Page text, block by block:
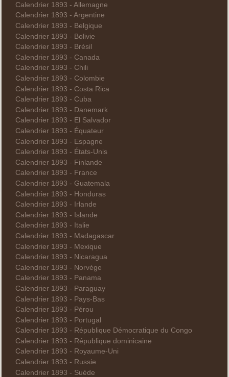
Calendrier 1893 - Allemagne
Calendrier 1893 - Argentine
Calendrier 1893 - Belgique
Calendrier 1893 - Bolivie
Calendrier 1893 - Brésil
Calendrier 1893 - Canada
Calendrier 1893 - Chili
Calendrier 1893 - Colombie
Calendrier 1893 - Costa Rica
Calendrier 1893 - Cuba
Calendrier 1893 - Danemark
Calendrier 1893 - El Salvador
Calendrier 1893 - Équateur
Calendrier 1893 - Espagne
Calendrier 1893 - États-Unis
Calendrier 1893 - Finlande
Calendrier 1893 - France
Calendrier 1893 - Guatemala
Calendrier 1893 - Honduras
Calendrier 1893 - Irlande
Calendrier 1893 - Islande
Calendrier 1893 - Italie
Calendrier 1893 - Madagascar
Calendrier 1893 - Mexique
Calendrier 1893 - Nicaragua
Calendrier 1893 - Norvège
Calendrier 1893 - Panama
Calendrier 1893 - Paraguay
Calendrier 1893 - Pays-Bas
Calendrier 1893 - Pérou
Calendrier 1893 - Portugal
Calendrier 1893 - République Démocratique du Congo
Calendrier 1893 - République dominicaine
Calendrier 1893 - Royaume-Uni
Calendrier 1893 - Russie
Calendrier 1893 - Suède